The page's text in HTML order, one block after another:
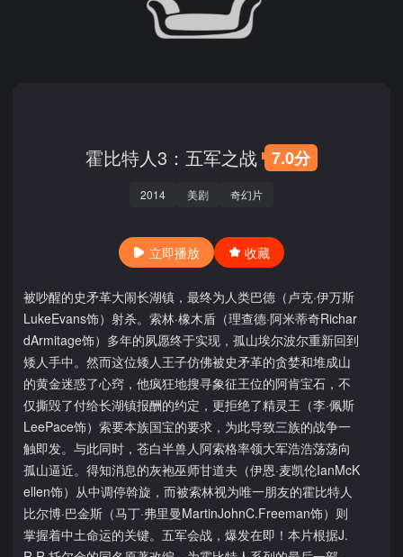
霍比特人3：五军之战 7.0分
2014 美剧 奇幻片
立即播放 收藏
被吵醒的史矛革大闹长湖镇，最终为人类巴德（卢克·伊万斯
LukeEvans饰）射杀。索林·橡木盾（理查德·阿米蒂奇Richar
dArmitage饰）多年的夙愿终于实现，孤山埃尔波尔重新回到
矮人手中。然而这位矮人王子仿佛被史矛革的贪婪和堆成山
的黄金迷惑了心窍，他疯狂地搜寻象征王位的阿肯宝石，不
仅撕毁了付给长湖镇报酬的约定，更拒绝了精灵王（李·佩斯
LeePace饰）索要本族国宝的要求，为此导致三族的战争一
触即发。与此同时，苍白半兽人阿索格率领大军浩浩荡荡向
孤山逼近。得知消息的灰袍巫师甘道夫（伊恩·麦凯伦IanMcK
ellen饰）从中调停斡旋，而被索林视为唯一朋友的霍比特人
比尔博·巴金斯（马丁·弗里曼MartinJohnC.Freeman饰）则
掌握着中土命运的关键。五军会战，爆发在即！本片根据J.